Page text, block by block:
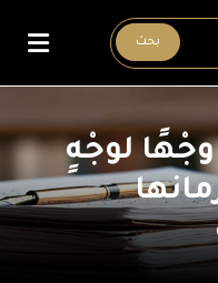
بحث
لوجْهٍ